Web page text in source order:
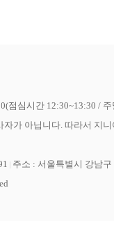
점심시간 12:30~13:30 /
가 아닙니다. 따라서 지
주소 : 서울특별시 강남